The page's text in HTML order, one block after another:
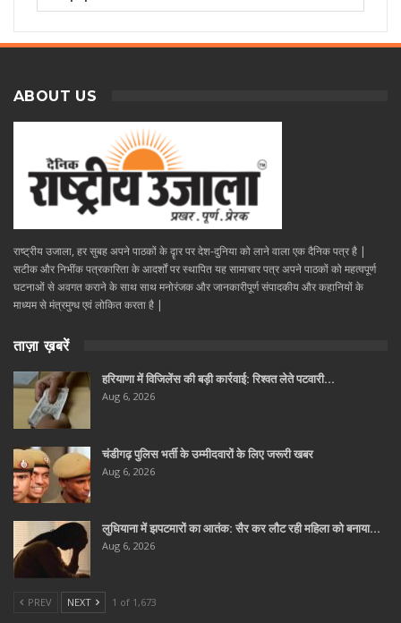
ABOUT US
राष्ट्रीय उजाला, हर सुबह अपने पाठकों के दॄार पर देश-दुनिया को लाने वाला एक दैनिक पत्र है |
सटीक और निभींक पत्रकारिता के आदर्शों पर स्थापित यह सामाचार पत्र अपने पाठकों को महत्वपूर्ण
घटनाओं से अवगत कराने के साथ साथ मनोरंजक और जानकारीपूर्ण संपादकीय और कहानियों के
माध्यम से मंत्रमुग्ध एवं लोकित करता है |
ताज़ा ख़बरें
हरियाणा में विजिलेंस की बड़ी कार्रवाई: रिश्वत लेते पटवारी…
Aug 6, 2026
चंडीगढ़ पुलिस भर्ती के उम्मीदवारों के लिए जरूरी खबर
Aug 6, 2026
लुधियाना में झपटमारों का आतंक: सैर कर लौट रही महिला को बनाया…
Aug 6, 2026
PREV NEXT 1 of 1,673